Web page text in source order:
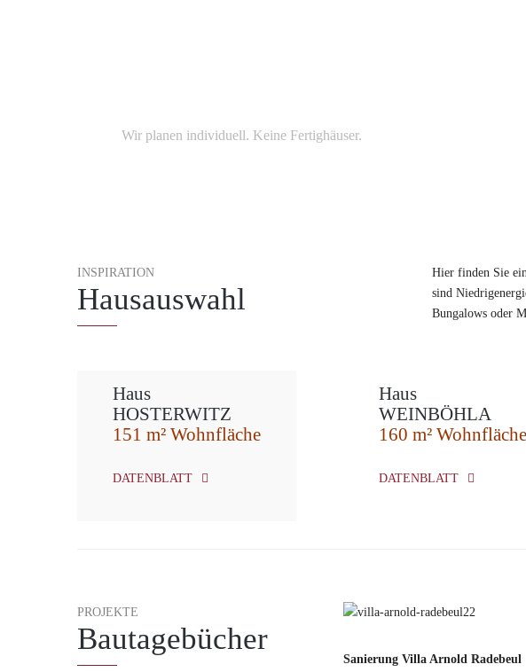
Wir planen individuell. Keine Fertighäuser.
INSPIRATION
Hausauswahl
Hier finden Sie
sind
Bungalows oder
Haus
HOSTERWITZ
151 m² Wohnfläche
DATENBLATT
Haus
WEINBÖHLA
160 m² Wohnfläche
DATENBLATT
PROJEKTE
Bautagebücher
Sanierung Villa Arnold Radebeul